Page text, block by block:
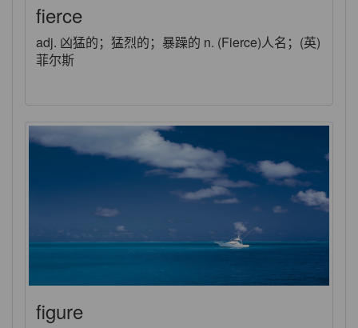
fierce
adj. 凶猛的；猛烈的；暴躁的 n. (Fierce)人名；(英)
菲尔斯
figure